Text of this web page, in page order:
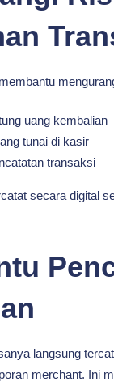
uang kembalian
tunai di kasir
transaksi
secara digital
langsung
merchant. Ini